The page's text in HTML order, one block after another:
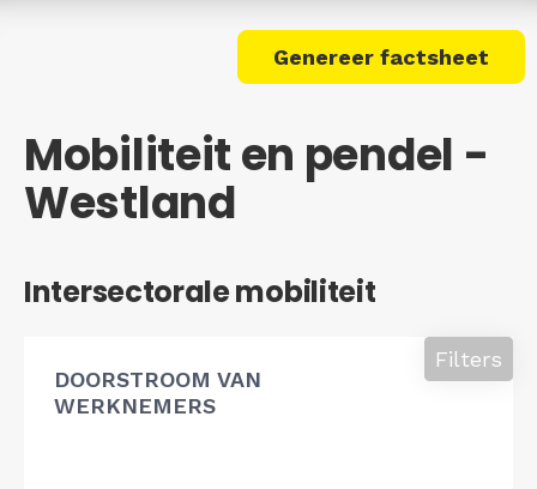
Genereer factsheet
Mobiliteit en pendel -
Westland
Intersectorale mobiliteit
DOORSTROOM VAN
WERKNEMERS
Filters